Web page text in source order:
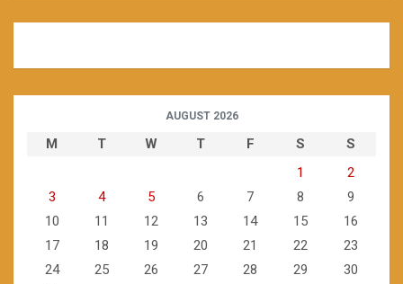
AUGUST 2026
M T W T F S
S
1
2
3
4 5 6 7 8
9
10
11 12 13 14 15
16
17
18 19 20 21 22
23
24
25 26 27 28 29
30